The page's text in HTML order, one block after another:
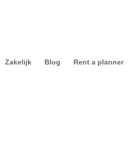
Zakelijk Blog Rent a planner